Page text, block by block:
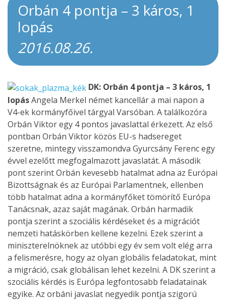
Orbán 4 pontja – 3 káros, 1
lopás
2016.08.26.
DK: Orbán 4 pontja – 3 káros, 1
lopásAngela Merkel német kancellár a mai napon a
V4-ek kormányfőivel tárgyal Varsóban. A találkozóra
Orbán Viktor egy 4 pontos javaslattal érkezett. Az első
pontban Orbán Viktor közös EU-s hadsereget
szeretne, mintegy visszamondva Gyurcsány Ferenc egy
évvel ezelőtt megfogalmazott javaslatát. A második
pont szerint Orbán kevesebb hatalmat adna az Európai
Bizottságnak és az Európai Parlamentnek, ellenben
több hatalmat adna a kormányfőket tömörítő Európa
Tanácsnak, azaz saját magának. Orbán harmadik
pontja szerint a szociális kérdéseket és a migrációt
nemzeti hatáskörben kellene kezelni. Ezek szerint a
miniszterelnöknek az utóbbi egy év sem volt elég arra
a felismerésre, hogy az olyan globális feladatokat, mint
a migráció, csak globálisan lehet kezelni. A DK szerint a
szociális kérdés is Európa legfontosabb feladatainak
egyike. Az orbáni javaslat negyedik pontja szigorú